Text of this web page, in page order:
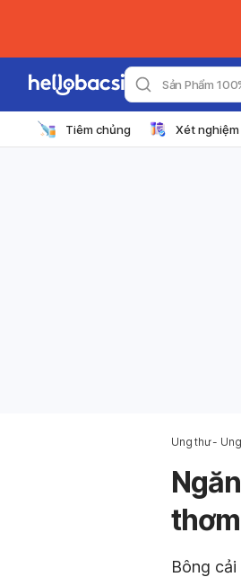
Sản Phẩm
Tiêm chủng Xét nghiệm
Ung thư -
Bông